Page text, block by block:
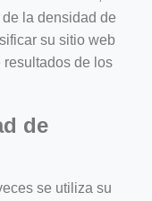
fabrication
la densidad de
su sitio web
de los
de
se utiliza su